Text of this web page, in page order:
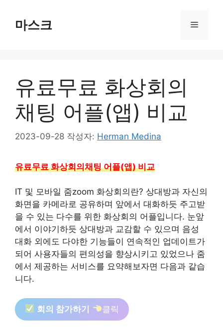
마스크 메
유료무료 화상회의
채팅 어플(앱) 비교
2023-09-28 작성자: Herman Medina
유료무료 화상회의채팅 어플(앱) 비교
IT 및 모바일 줌zoom 화상회의란? 상대방과 자신의
화면을 카메라로 공유하며 앞에서 대화하듯 주고받
을 수 있는 다수를 위한 화상회의 어플입니다. 눈앞
에서 이야기하듯 상대방과 교감할 수 있으며 음성
대화 외에도 다야한 기능들이 연속적인 업데이트가
되어 사용자들의 편의성을 향상시키고 있었으나 줌
에서 제공하는 서비스를 요약해보자면 다음과 같습
니다.
회의 참가하기 클릭